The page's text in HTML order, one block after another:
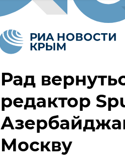
Рад
редактор
Москву